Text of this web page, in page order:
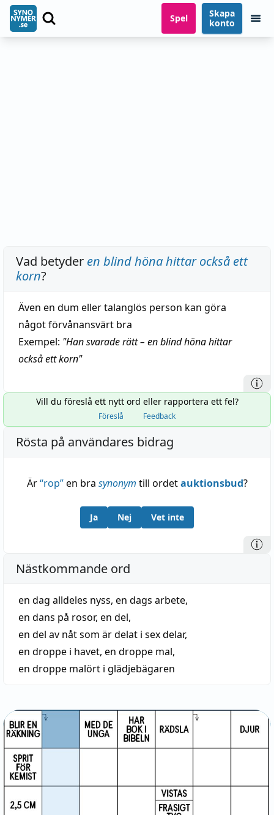
Spel
Skapa
konto
Vad betyder en blind höna hittar också ett
korn?
Även en dum eller talanglös person kan göra
något förvånansvärt bra
Exempel: "Han svarade rätt – en blind höna hittar
också ett korn"
Vill du föreslå ett nytt ord eller rapportera ett fel?
Föreslå Feedback
Rösta på användares bidrag
Är“rop”en bra synonym till ordetauktionsbud?
Ja Nej Vet inte
Nästkommande ord
en dag alldeles nyss, en dags arbete,
en dans på rosor, en del,
en del av nåt som är delat i sex delar,
en droppe i havet, en droppe mal,
en droppe malört i glädjebägaren